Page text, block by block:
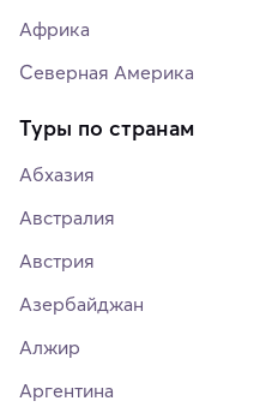
Африка
Северная Америка
Туры по странам
Абхазия
Австралия
Австрия
Азербайджан
Алжир
Аргентина